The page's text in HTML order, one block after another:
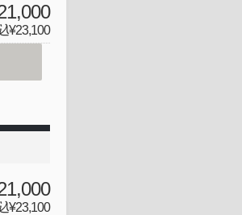
¥23,100
¥23,100